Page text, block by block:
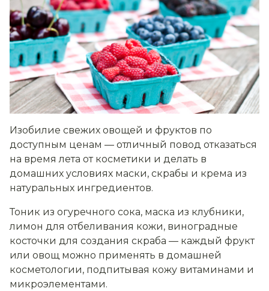
Изобилие свежих овощей и фруктов по
доступным ценам — отличный повод отказаться
на время лета от косметики и делать в
домашних условиях маски, скрабы и крема из
натуральных ингредиентов.
Тоник из огуречного сока, маска из клубники,
лимон для отбеливания кожи, виноградные
косточки для создания скраба — каждый фрукт
или овощ можно применять в домашней
косметологии, подпитывая кожу витаминами и
микроэлементами.